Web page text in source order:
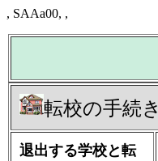
, SAAa00, ,
転校の手続き
退出する学校と転